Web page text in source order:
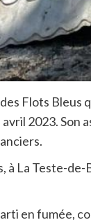
Flots Bleus
2023. Son
à La Teste-
en fumée,